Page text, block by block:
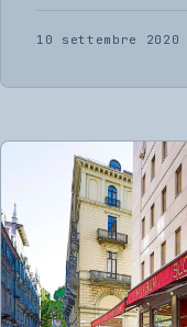
10 settembre 2020